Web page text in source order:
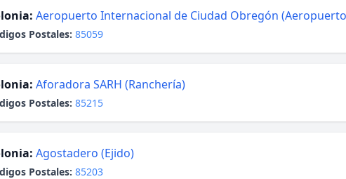
Aeropuerto Internacional de Ciudad Obregón
Postales: 85059
Aforadora SARH (Ranchería)
Postales: 85215
Agostadero (Ejido)
Postales: 85203